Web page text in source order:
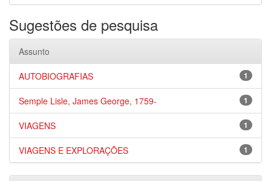
Sugestões de pesquisa
Assunto
1
AUTOBIOGRAFIAS
1
Semple Lisle, James George, 1759-
1
VIAGENS
1
VIAGENS E EXPLORAÇÕES